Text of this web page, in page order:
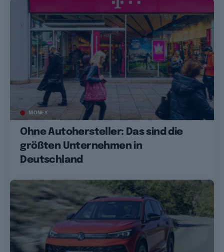
MONEY
Ohne Autohersteller: Das sind die
größten Unternehmen in
Deutschland